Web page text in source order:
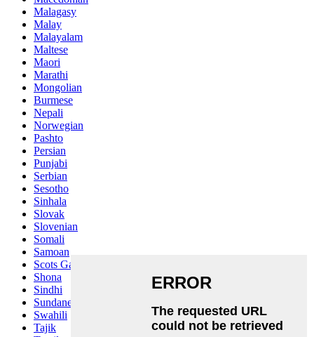
Malagasy
Malay
Malayalam
Maltese
Maori
Marathi
Mongolian
Burmese
Nepali
Norwegian
Pashto
Persian
Punjabi
Serbian
Sesotho
Sinhala
Slovak
Slovenian
Somali
Samoan
Scots Gaelic
Shona
Sindhi
Sundanese
Swahili
Tajik